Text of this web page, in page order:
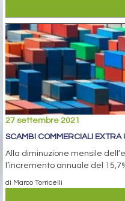
27 settembre 2021
SCAMBI COMMERCIALI EXTRA
Alla diminuzione mensile
l’incremento annuale del
di Marco Torricelli